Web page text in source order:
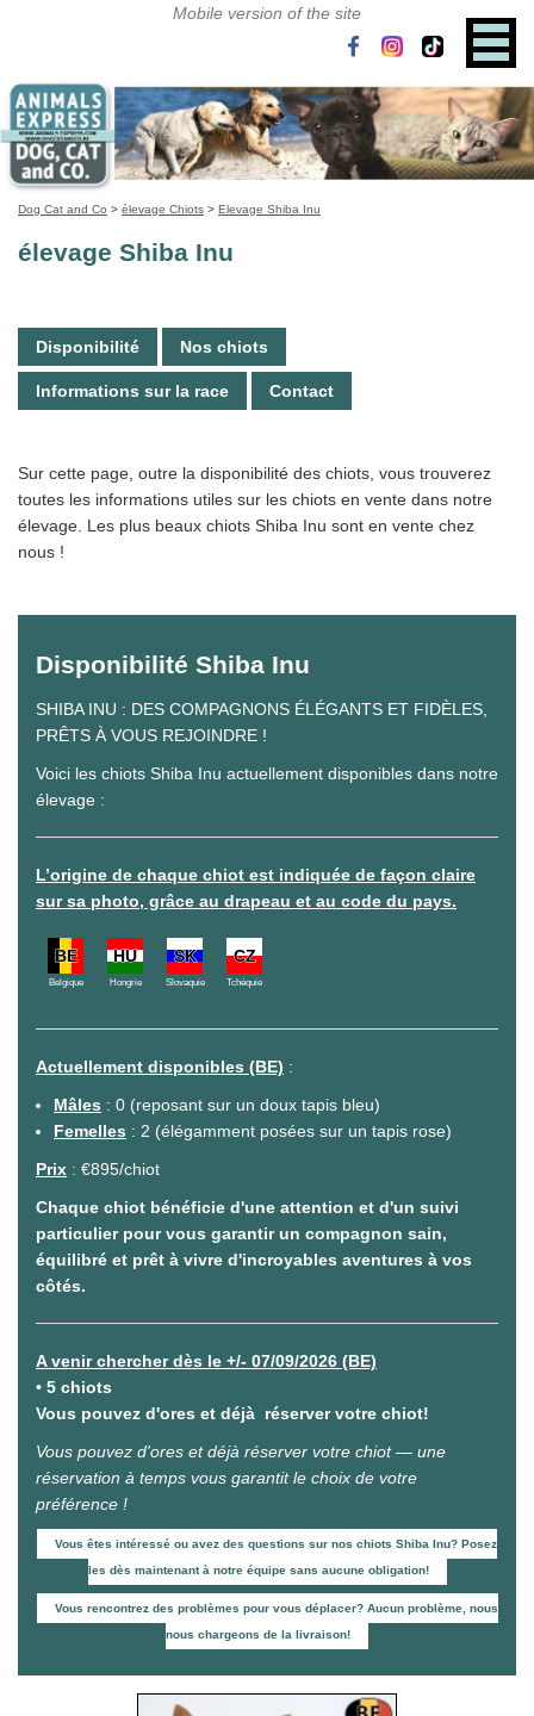
Dog Cat and Co > élevage Chiots > Elevage Shiba Inu
élevage Shiba Inu
Disponibilité Nos chiots
Informations sur la race Contact
Sur cette page, outre la disponibilité des chiots, vous trouverez
toutes les informations utiles sur les chiots en vente dans notre
élevage. Les plus beaux chiots Shiba Inu sont en vente chez
nous !
Disponibilité Shiba Inu
SHIBA INU : DES COMPAGNONS ÉLÉGANTS ET FIDÈLES,
PRÊTS À VOUS REJOINDRE !
Voici les chiots Shiba Inu actuellement disponibles dans notre
élevage :
L’origine de chaque chiot est indiquée de façon claire
sur sa photo, grâce au drapeau et au code du pays.
BE
Belgique
HU
Hongrie
SK
Slovaquie
CZ
Tchéquie
Actuellement disponibles (BE) :
Mâles : 0 (reposant sur un doux tapis bleu)
Femelles : 2 (élégamment posées sur un tapis rose)
Prix : €895/chiot
Chaque chiot bénéficie d'une attention et d'un suivi
particulier pour vous garantir un compagnon sain,
équilibré et prêt à vivre d'incroyables aventures à vos
côtés.
A venir chercher dès le +/- 07/09/2026 (BE)
• 5 chiots
Vous pouvez d'ores et déjà réserver votre chiot!
Vous pouvez d'ores et déjà réserver votre chiot — une
réservation à temps vous garantit le choix de votre
préférence !
Vous êtes intéressé ou avez des questions sur nos chiots Shiba Inu? Posez
les dès maintenant à notre équipe sans aucune obligation!
Vous rencontrez des problèmes pour vous déplacer? Aucun problème, nous
nous chargeons de la livraison!